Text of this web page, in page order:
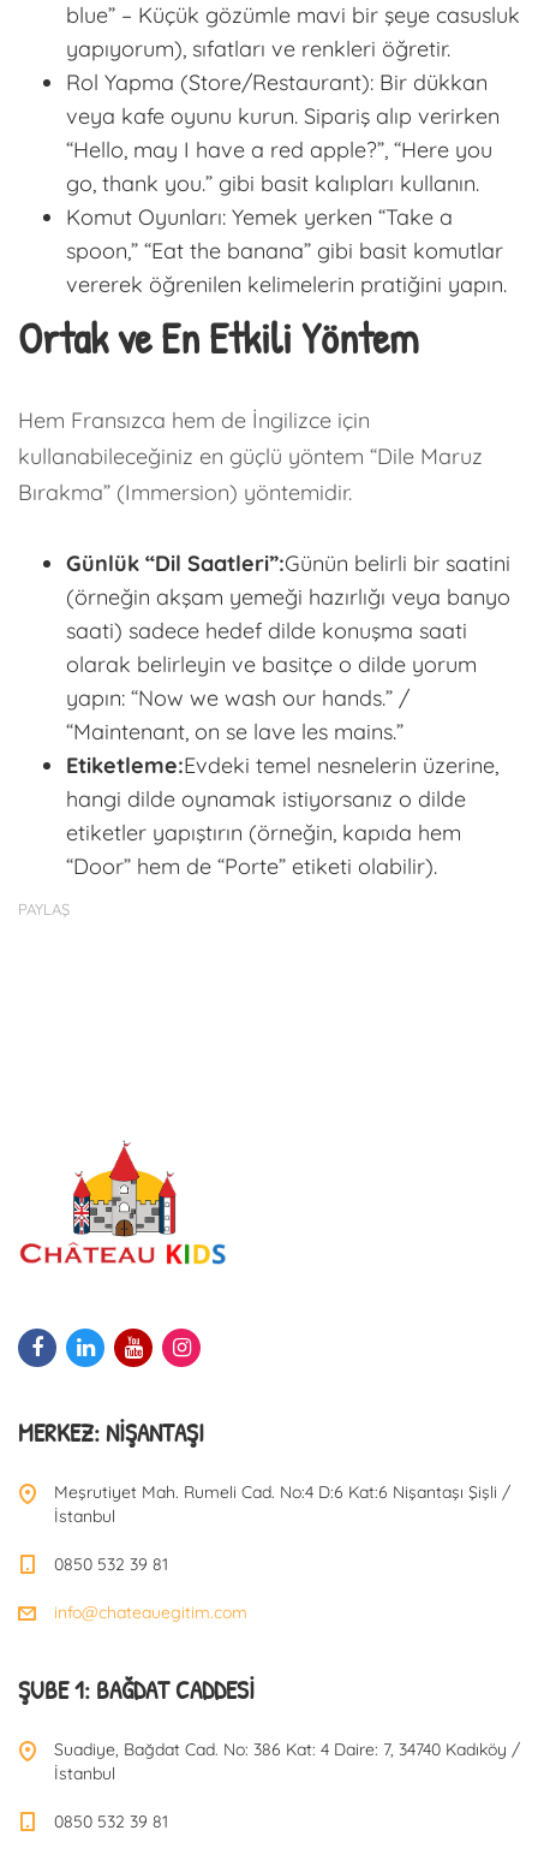
blue” – Küçük gözümle mavi bir şeye casusluk
yapıyorum), sıfatları ve renkleri öğretir.
Rol Yapma (Store/Restaurant): Bir dükkan
veya kafe oyunu kurun. Sipariş alıp verirken
“Hello, may I have a red apple?”, “Here you
go, thank you.” gibi basit kalıpları kullanın.
Komut Oyunları: Yemek yerken “Take a
spoon,” “Eat the banana” gibi basit komutlar
vererek öğrenilen kelimelerin pratiğini yapın.
Ortak ve En Etkili Yöntem
Hem Fransızca hem de İngilizce için
kullanabileceğiniz en güçlü yöntem “Dile Maruz
Bırakma” (Immersion) yöntemidir.
Günlük “Dil Saatleri”:Günün belirli bir saatini
(örneğin akşam yemeği hazırlığı veya banyo
saati) sadece hedef dilde konuşma saati
olarak belirleyin ve basitçe o dilde yorum
yapın: “Now we wash our hands.” /
“Maintenant, on se lave les mains.”
Etiketleme:Evdeki temel nesnelerin üzerine,
hangi dilde oynamak istiyorsanız o dilde
etiketler yapıştırın (örneğin, kapıda hem
“Door” hem de “Porte” etiketi olabilir).
PAYLAŞ
MERKEZ: NIŞANTAŞI
Meşrutiyet Mah. Rumeli Cad. No:4 D:6 Kat:6 Nişantaşı Şişli /
İstanbul
0850 532 39 81
info@chateauegitim.com
ŞUBE 1: BAĞDAT CADDESI
Suadiye, Bağdat Cad. No: 386 Kat: 4 Daire: 7, 34740 Kadıköy /
İstanbul
0850 532 39 81